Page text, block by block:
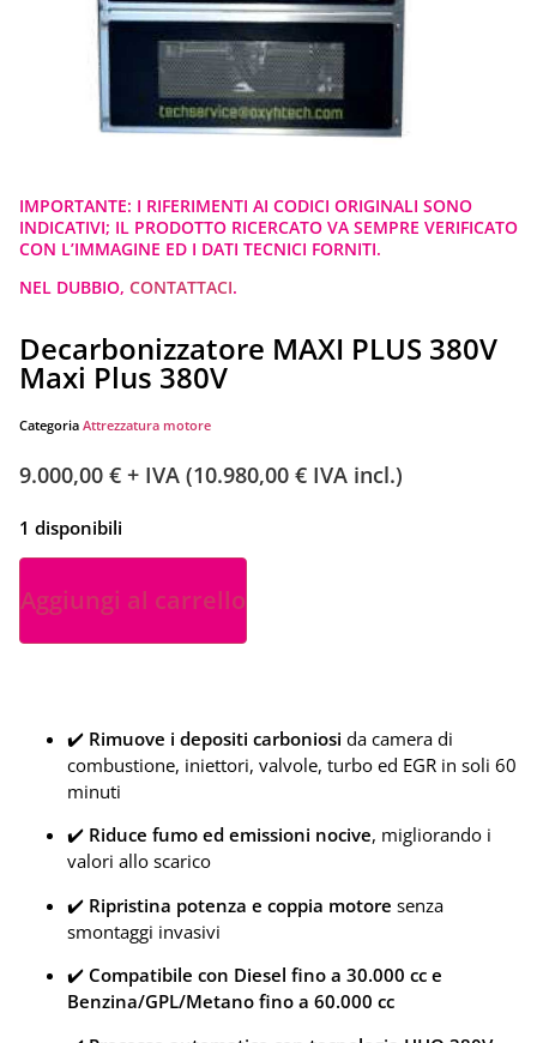
IMPORTANTE: I RIFERIMENTI AI CODICI ORIGINALI SONO
INDICATIVI; IL PRODOTTO RICERCATO VA SEMPRE VERIFICATO
CON L’IMMAGINE ED I DATI TECNICI FORNITI.
NEL DUBBIO, CONTATTACI.
Decarbonizzatore MAXI PLUS 380V
Maxi Plus 380V
Categoria Attrezzatura motore
9.000,00 € + IVA (10.980,00 € IVA incl.)
1 disponibili
Aggiungi al carrello
✔️ Rimuove i depositi carboniosi da camera di
combustione, iniettori, valvole, turbo ed EGR in soli 60
minuti
✔️ Riduce fumo ed emissioni nocive, migliorando i
valori allo scarico
✔️ Ripristina potenza e coppia motore senza
smontaggi invasivi
✔️ Compatibile con Diesel fino a 30.000 cc e
Benzina/GPL/Metano fino a 60.000 cc